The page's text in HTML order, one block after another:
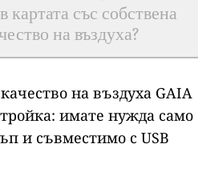
картата със собствена
на въздуха?
на въздуха GAIA
имате нужда само
и съвместимо с USB